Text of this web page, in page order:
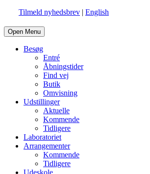
Tilmeld nyhedsbrev | English
Open Menu
Besøg
Entré
Åbningstider
Find vej
Butik
Omvisning
Udstillinger
Aktuelle
Kommende
Tidligere
Laboratoriet
Arrangementer
Kommende
Tidligere
Udeskole